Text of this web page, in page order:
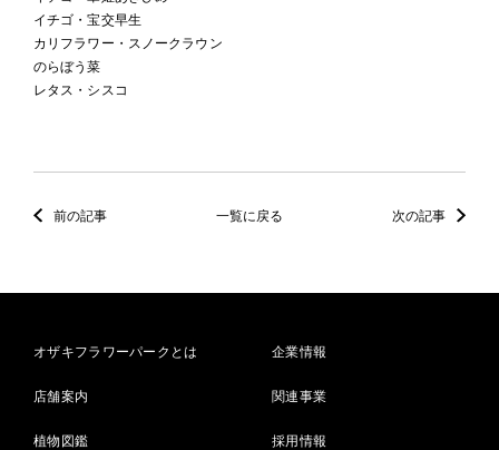
イチゴ・宝交早生
カリフラワー・スノークラウン
のらぼう菜
レタス・シスコ
前の記事 一覧に戻る 次の記事
オザキフラワーパークとは
店舗案内
植物図鑑
企業情報
関連事業
採用情報